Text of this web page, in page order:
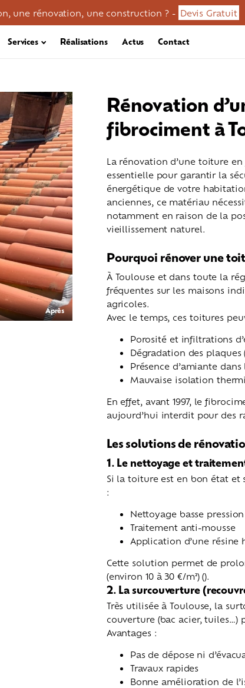
une rénovation, une construction ? - Devis Gratuit
Services
Réparation toiture
Réalisations Actus Contact
Après
Rénovation
fibrociment à
La rénovation d’une toiture
essentielle pour garantir la
énergétique de votre
anciennes, ce matériau
notamment en raison de la
vieillissement naturel.
Pourquoi rénover une
À Toulouse et dans toute la
fréquentes sur les maisons
agricoles.
Avec le temps, ces toitures
Porosité et infiltrations
Dégradation des plaques
Présence d’amiante
Mauvaise isolation
En effet, avant 1997, le
aujourd’hui interdit pour des
Les solutions de
1. Le nettoyage et
Si la toiture est en bon état et
:
Nettoyage basse pression
Traitement anti-mousse
Application d’une résine
Cette solution permet de
(environ 10 à 30 €/m²) ().
2. La surcouverture
Très utilisée à Toulouse, la
couverture (bac acier, tuiles…)
Avantages :
Pas de dépose ni
Travaux rapides
Bonne amélioration de